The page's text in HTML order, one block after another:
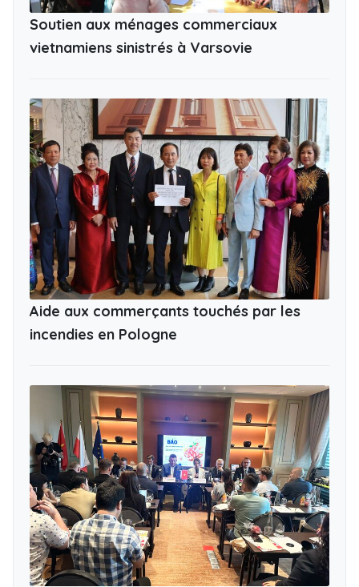
Soutien aux ménages commerciaux
vietnamiens sinistrés à Varsovie
Aide aux commerçants touchés par les
incendies en Pologne